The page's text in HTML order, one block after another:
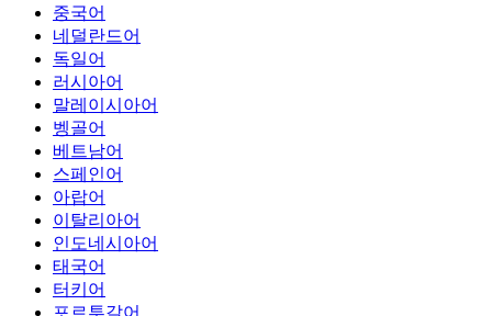
중국어
네덜란드어
독일어
러시아어
말레이시아어
벵골어
베트남어
스페인어
아랍어
이탈리아어
인도네시아어
태국어
터키어
포르투갈어